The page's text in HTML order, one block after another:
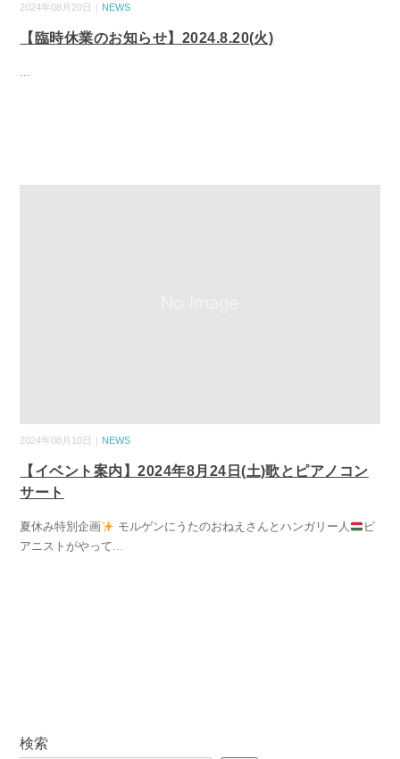
2024年08月20日｜ NEWS
【臨時休業のお知らせ】2024.8.20(火)
2024年08月10日｜ NEWS
【イベント案内】2024年8月24日(土)歌とピアノコン
サート
夏休み特別企画 モルゲンにうたのおねえさんとハンガリー人
ピ
アニストがやって...
検索